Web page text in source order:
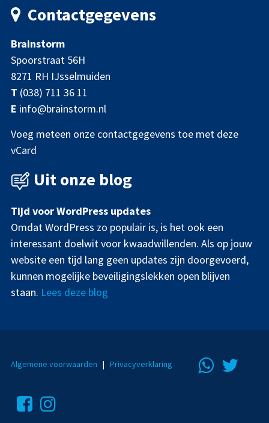
Contactgegevens
Brainstorm
Spoorstraat 56H
8271 RH IJsselmuiden
T (038) 711 36 11
E info@brainstorm.nl
Voeg meteen onze contactgegevens toe met deze
vCard
Uit onze blog
Tijd voor WordPress updates
Omdat WordPress zo populair is, is het ook een
interessant doelwit voor kwaadwillenden. Als op jouw
website een tijd lang geen updates zijn doorgevoerd,
kunnen mogelijke beveiligingslekken open blijven
staan. Lees deze blog
Algemene voorwaarden | Privacyverklaring